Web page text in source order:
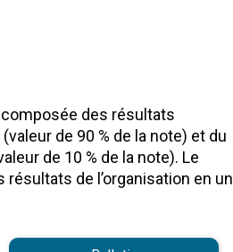
des résultats
de 90 % de la note) et du
de 10 % de la note). Le
de l’organisation en un